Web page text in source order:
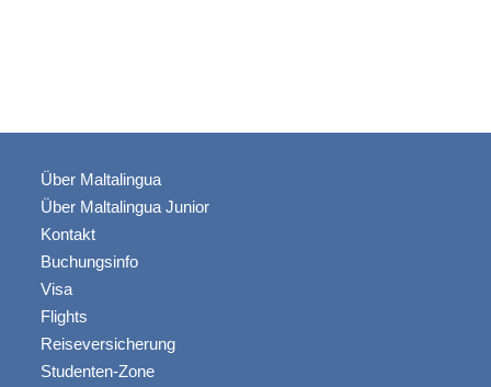
Über Maltalingua
Über Maltalingua Junior
Kontakt
Buchungsinfo
Visa
Flights
Reiseversicherung
Studenten-Zone